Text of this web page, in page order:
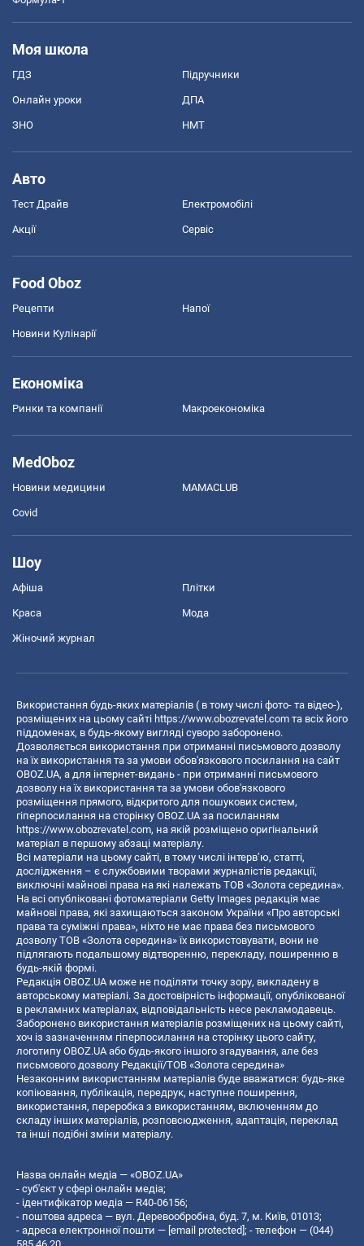
Моя школа
ГДЗ Підручники
Онлайн уроки ДПА
ЗНО НМТ
Авто
Тест Драйв Електромобілі
Акції Сервіс
Food Oboz
Рецепти Напої
Новини Кулінарії
Економіка
Ринки та компанії Макроекономіка
MedOboz
Новини медицини MAMACLUB
Covid
Шоу
Афіша Плітки
Краса Мода
Жіночий журнал
Використання будь-яких матеріалів ( в тому числі фото- та відео-),
розміщених на цьому сайті https://www.obozrevatel.com та всіх його
піддоменах, в будь-якому вигляді суворо заборонено.
Дозволяється використання при отриманні письмового дозволу
на їх використання та за умови обов'язкового посилання на сайт
OBOZ.UA, а для інтернет-видань - при отриманні письмового
дозволу на їх використання та за умови обов'язкового
розміщення прямого, відкритого для пошукових систем,
гіперпосилання на сторінку OBOZ.UA за посиланням
https://www.obozrevatel.com, на якій розміщено оригінальний
матеріал в першому абзаці матеріалу.
Всі матеріали на цьому сайті, в тому числі інтерв’ю, статті,
дослідження – є службовими творами журналістів редакції,
виключні майнові права на які належать ТОВ «Золота середина».
На всі опубліковані фотоматеріали Getty Images редакція має
майнові права, які захищаються законом України «Про авторські
права та суміжні права», ніхто не має права без письмового
дозволу ТОВ «Золота середина» їх використовувати, вони не
підлягають подальшому відтворенню, перекладу, поширенню в
будь-якій формі.
Редакція OBOZ.UA може не поділяти точку зору, викладену в
авторському матеріалі. За достовірність інформації, опублікованої
в рекламних матеріалах, відповідальність несе рекламодавець.
Заборонено використання матеріалів розміщених на цьому сайті,
хоч із зазначенням гіперпосилання на сторінку цього сайту,
логотипу OBOZ.UA або будь-якого іншого згадування, але без
письмового дозволу Редакції/ТОВ «Золота середина»
Незаконним використанням матеріалів буде вважатися: будь-яке
копiювання, публiкацiя, передрук, наступне поширення,
використання, переробка з використанням, включенням до
складу інших матеріалів, розповсюдження, адаптація, переклад
та інші подібні зміни матеріалу.
Назва онлайн медіа — «OBOZ.UA»
- суб'єкт у сфері онлайн медіа;
- ідентифікатор медіа — R40-06156;
- поштова адреса — вул. Деревообробна, буд. 7, м. Київ, 01013;
- адреса електронної пошти — [email protected] ; - телефон — (044)